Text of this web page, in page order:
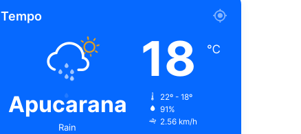
Tempo
Apucarana
Rain
18 ℃
22º - 18º
91%
2.56 km/h